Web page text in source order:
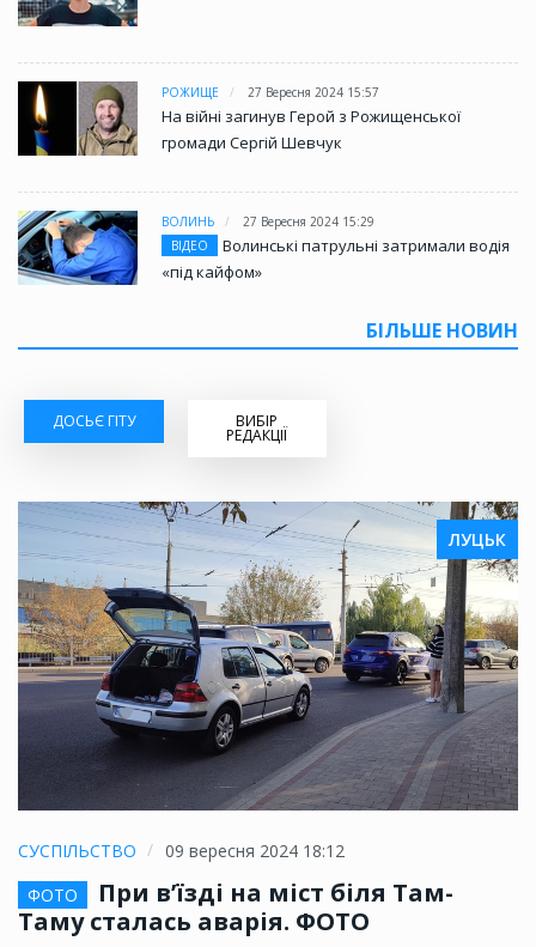
РОЖИЩЕ 27 Вересня 2024 15:57
На війні загинув Герой з Рожищенської
громади Сергій Шевчук
ВОЛИНЬ
27 Вересня 2024 15:29
ВІДЕО
Волинські патрульні затримали водія
«під кайфом»
БІЛЬШЕ НОВИН
ДОСЬЄ ГІТУ ВИБІР
РЕДАКЦІЇ
ЛУЦЬК
СУСПІЛЬСТВО
09 вересня 2024 18:12
ФОТО
При в’їзді на міст біля Там-
Таму сталась аварія. ФОТО